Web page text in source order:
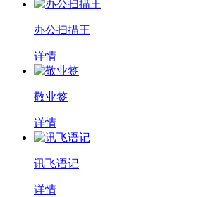
办公扫描王
详情
敬业签
详情
讯飞语记
详情